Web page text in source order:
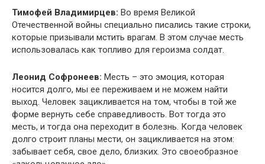
Тимофей Владимирцев: Во время Великой
Отечественной войны специально писались такие строки,
которые призывали мстить врагам. В этом случае месть
использовалась как топливо для героизма солдат.
Леонид Софронеев: Месть – это эмоция, которая
носится долго, мы ее переживаем и не можем найти
выход. Человек зацикливается на том, чтобы в той же
форме вернуть себе справедливость. Вот тогда это
месть, и тогда она переходит в болезнь. Когда человек
долго строит планы мести, он зацикливается на этом:
забывает себя, свое дело, близких. Это своеобразное